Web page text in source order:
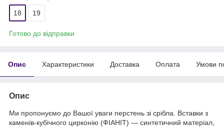
18 19
Готово до відправки
Опис Характеристики Доставка Оплата Умови
Опис
Ми пропонуємо до Вашої уваги перстень зі срібла. Вставки з
каменів-кубічного цирконію (ФІАНІТ) — синтетичний матеріал,